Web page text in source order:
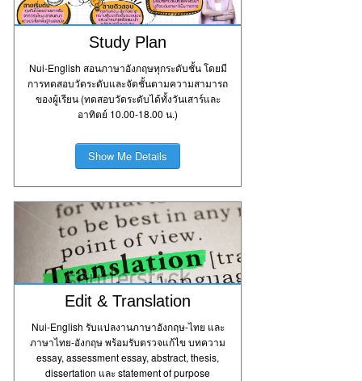
Study Plan
Nui-English สอนภาษาอังกฤษทุกระดับชั้น โดยมี
การทดสอบวัดระดับและจัดชั้นตามความสามารถ
ของผู้เรียน (ทดสอบวัดระดับได้ทั้งวันเสาร์และ
อาทิตย์ 10.00-18.00 น.)
Show Me Details
Edit & Translation
Nui-English รับแปลงานภาษาอังกฤษ-ไทย และ
ภาษาไทย-อังกฤษ พร้อมรับตรวจแก้ไข บทความ
essay, assessment essay, abstract, thesis,
dissertation และ statement of purpose